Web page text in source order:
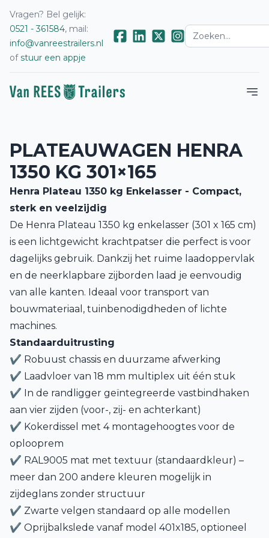
Vragen? Bel gelijk:
0521 - 361584, mail:
info@vanreestrailers.nl
ofstuur een appje
PLATEAUWAGEN HENRA
1350 KG 301×165
Henra Plateau 1350 kg Enkelasser - Compact,
sterk en veelzijdig
De Henra Plateau 1350 kg enkelasser (301 x 165 cm)
is een lichtgewicht krachtpatser die perfect is voor
dagelijks gebruik. Dankzij het ruime laadoppervlak
en de neerklapbare zijborden laad je eenvoudig
van alle kanten. Ideaal voor transport van
bouwmateriaal, tuinbenodigdheden of lichte
machines.
Standaarduitrusting
✔ Robuust chassis en duurzame afwerking
✔ Laadvloer van 18 mm multiplex uit één stuk
✔ In de randligger geïntegreerde vastbindhaken
aan vier zijden (voor-, zij- en achterkant)
✔ Kokerdissel met 4 montagehoogtes voor de
oplooprem
✔ RAL9005 mat met textuur (standaardkleur) –
meer dan 200 andere kleuren mogelijk in
zijdeglans zonder structuur
✔ Zwarte velgen standaard op alle modellen
✔ Oprijbalkslede vanaf model 401x185, optioneel